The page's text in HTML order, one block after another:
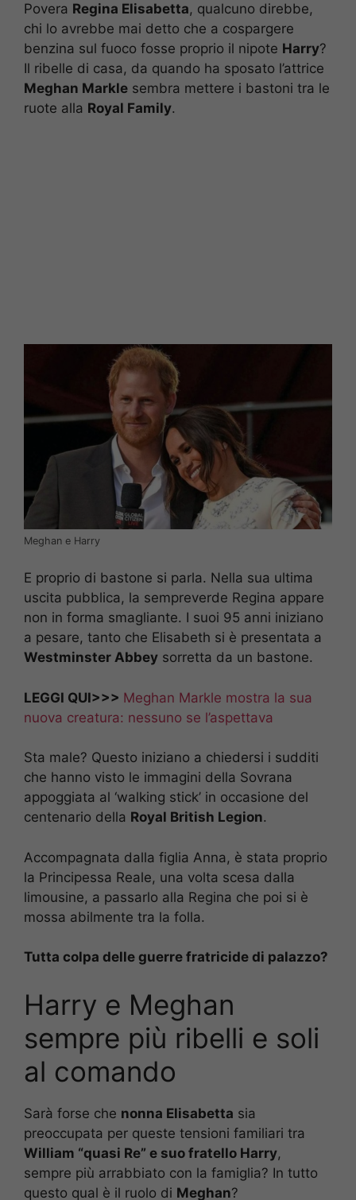
Povera Regina Elisabetta, qualcuno direbbe,
chi lo avrebbe mai detto che a cospargere
benzina sul fuoco fosse proprio il nipote Harry?
Il ribelle di casa, da quando ha sposato l’attrice
Meghan Markle sembra mettere i bastoni tra le
ruote alla Royal Family.
Meghan e Harry
E proprio di bastone si parla. Nella sua ultima
uscita pubblica, la sempreverde Regina appare
non in forma smagliante. I suoi 95 anni iniziano
a pesare, tanto che Elisabeth si è presentata a
Westminster Abbey sorretta da un bastone.
LEGGI QUI>>> Meghan Markle mostra la sua
nuova creatura: nessuno se l’aspettava
Sta male? Questo iniziano a chiedersi i sudditi
che hanno visto le immagini della Sovrana
appoggiata al ‘walking stick’ in occasione del
centenario della Royal British Legion.
Accompagnata dalla figlia Anna, è stata proprio
la Principessa Reale, una volta scesa dalla
limousine, a passarlo alla Regina che poi si è
mossa abilmente tra la folla.
Tutta colpa delle guerre fratricide di palazzo?
Harry e Meghan
sempre più ribelli e soli
al comando
Sarà forse che nonna Elisabetta sia
preoccupata per queste tensioni familiari tra
William “quasi Re” e suo fratello Harry,
sempre più arrabbiato con la famiglia? In tutto
questo qual è il ruolo di Meghan?